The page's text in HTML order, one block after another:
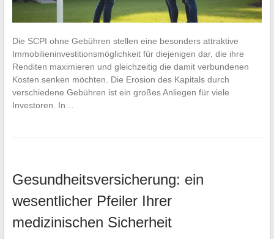
Die SCPI ohne Gebühren stellen eine besonders attraktive
Immobilieninvestitionsmöglichkeit für diejenigen dar, die ihre
Renditen maximieren und gleichzeitig die damit verbundenen
Kosten senken möchten. Die Erosion des Kapitals durch
verschiedene Gebühren ist ein großes Anliegen für viele
Investoren. In…
Gesundheitsversicherung: ein
wesentlicher Pfeiler Ihrer
medizinischen Sicherheit